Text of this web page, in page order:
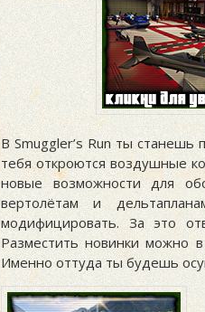
В Smuggler’s Run ты станешь
тебя откроются воздушные
новые возможности для
вертолётам и
модифицировать. За это
Разместить новинки можно
Именно оттуда ты будешь